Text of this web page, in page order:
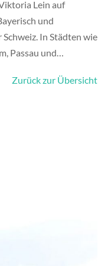
Lein auf
und
In Städten wie
Passau und…
Zurück zur Übersicht